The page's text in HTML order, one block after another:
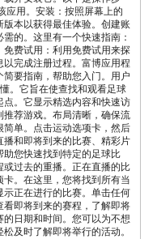
应用。安装：按照屏幕上的
本以获得最佳体验。创建账
的。这里有一个快速指南：
费试用：利用免费试用来探
完成注册过程。富博应用程
要指南，帮助您入门。用户
。它旨在使查找和观看足球
。它显示精选内容和快速访
荐游戏。布局清晰，确保流
单。点击运动选项卡，然后
和即将到来的比赛、精彩片
您快速找到特定的足球比
过去的重播。正在直播的比
。在这里，您将找到所有当
正在进行的比赛。单击任何
即将到来的赛程，了解即将
日期和时间。您可以为不想
及时了解即将举行的活动。